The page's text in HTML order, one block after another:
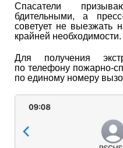
Спасатели
бдительными, а
советует не выезжать
крайней необходимости.
Для получения
по телефону пожарно-
по единому номеру